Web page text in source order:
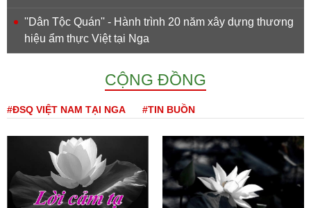
''Dân Tộc Quán'' - Hành trình 20 năm xây dựng thương
hiệu ẩm thực Việt tại Nga
CỘNG ĐỒNG
#ĐSQ VIỆT NAM TẠI NGA #TIN BUỒN